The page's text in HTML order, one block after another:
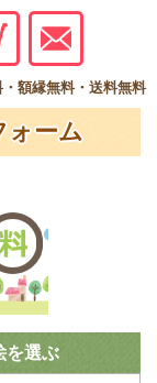
額縁無料・送料無料
ォーム
を選ぶ